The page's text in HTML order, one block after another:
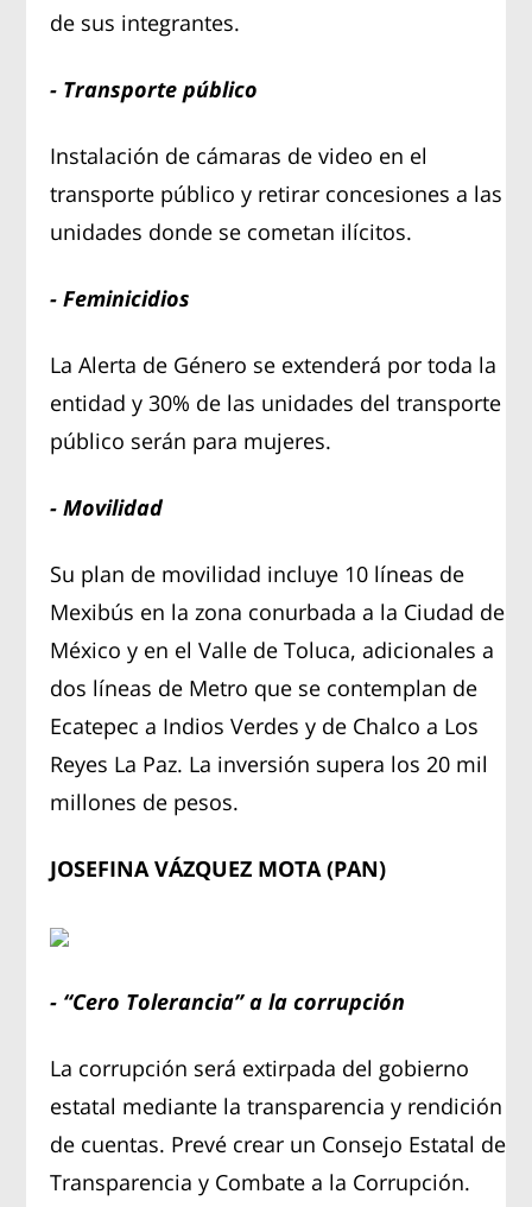
de sus integrantes.
- Transporte público
Instalación de cámaras de video en el
transporte público y retirar concesiones a las
unidades donde se cometan ilícitos.
- Feminicidios
La Alerta de Género se extenderá por toda la
entidad y 30% de las unidades del transporte
público serán para mujeres.
- Movilidad
Su plan de movilidad incluye 10 líneas de
Mexibús en la zona conurbada a la Ciudad de
México y en el Valle de Toluca, adicionales a
dos líneas de Metro que se contemplan de
Ecatepec a Indios Verdes y de Chalco a Los
Reyes La Paz. La inversión supera los 20 mil
millones de pesos.
JOSEFINA VÁZQUEZ MOTA (PAN)
- “Cero Tolerancia” a la corrupción
La corrupción será extirpada del gobierno
estatal mediante la transparencia y rendición
de cuentas. Prevé crear un Consejo Estatal de
Transparencia y Combate a la Corrupción.